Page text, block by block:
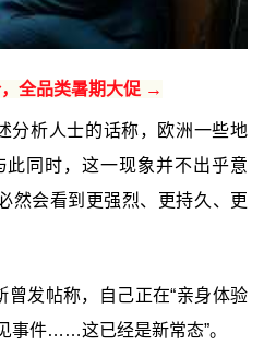
全品类暑期大促 →
分析人士的话称，欧洲一些地
此同时，这一现象并不出乎意
然会看到更强烈、更持久、更
曾发帖称，自己正在“亲身体验
事件……这已经是新常态”。